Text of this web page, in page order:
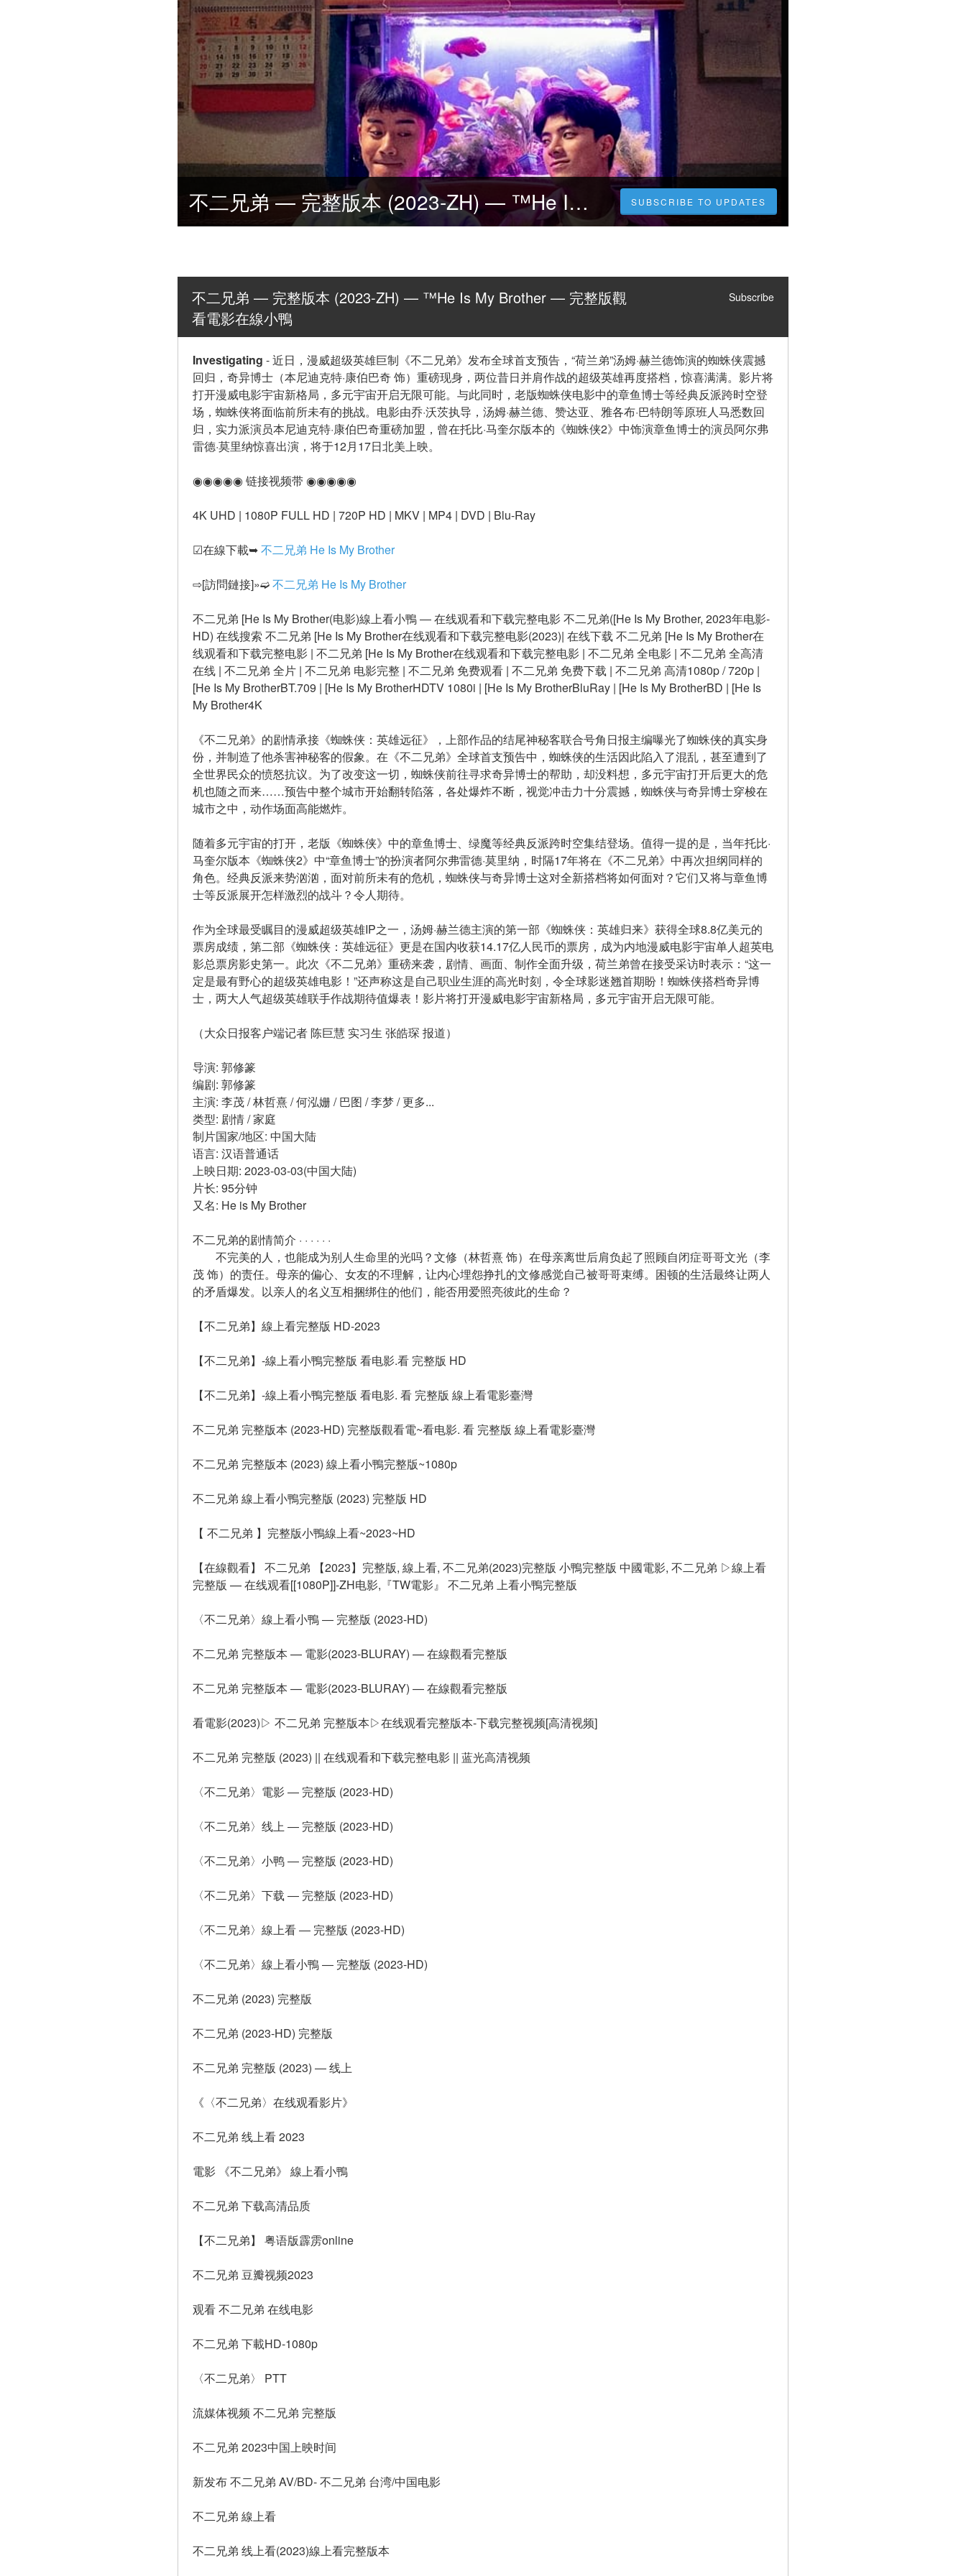
不二兄弟 — 完整版本 (2023-ZH) — ™He Is My Brother — 完整版觀看電影在線小鴨 SUBSCRIBE TO UPDATES
不二兄弟 — 完整版本 (2023-ZH) — ™He Is My Brother — 完整版觀
看電影在線小鴨
Subscribe
Investigating -近日，漫威超级英雄巨制《不二兄弟》发布全球首支预告，“荷兰弟”汤姆·赫兰德饰演的蜘蛛侠震撼
回归，奇异博士（本尼迪克特·康伯巴奇 饰）重磅现身，两位昔日并肩作战的超级英雄再度搭档，惊喜满满。影片将
打开漫威电影宇宙新格局，多元宇宙开启无限可能。与此同时，老版蜘蛛侠电影中的章鱼博士等经典反派跨时空登
场，蜘蛛侠将面临前所未有的挑战。电影由乔·沃茨执导，汤姆·赫兰德、赞达亚、雅各布·巴特朗等原班人马悉数回
归，实力派演员本尼迪克特·康伯巴奇重磅加盟，曾在托比·马奎尔版本的《蜘蛛侠2》中饰演章鱼博士的演员阿尔弗
雷德·莫里纳惊喜出演，将于12月17日北美上映。
◉◉◉◉◉ 链接视频带 ◉◉◉◉◉
4K UHD | 1080P FULL HD | 720P HD | MKV | MP4 | DVD | Blu-Ray
☑在線下載➥ 不二兄弟 He Is My Brother
⇨[訪問鏈接]»➫ 不二兄弟 He Is My Brother
不二兄弟 [He Is My Brother(电影)線上看小鴨 ― 在线观看和下载完整电影 不二兄弟([He Is My Brother, 2023年电影-
HD) 在线搜索 不二兄弟 [He Is My Brother在线观看和下载完整电影(2023)| 在线下载 不二兄弟 [He Is My Brother在
线观看和下载完整电影 | 不二兄弟 [He Is My Brother在线观看和下载完整电影 | 不二兄弟 全电影 | 不二兄弟 全高清
在线 | 不二兄弟 全片 | 不二兄弟 电影完整 | 不二兄弟 免费观看 | 不二兄弟 免费下载 | 不二兄弟 高清1080p / 720p |
[He Is My BrotherBT.709 | [He Is My BrotherHDTV 1080i | [He Is My BrotherBluRay | [He Is My BrotherBD | [He Is
My Brother4K
《不二兄弟》的剧情承接《蜘蛛侠：英雄远征》，上部作品的结尾神秘客联合号角日报主编曝光了蜘蛛侠的真实身
份，并制造了他杀害神秘客的假象。在《不二兄弟》全球首支预告中，蜘蛛侠的生活因此陷入了混乱，甚至遭到了
全世界民众的愤怒抗议。为了改变这一切，蜘蛛侠前往寻求奇异博士的帮助，却没料想，多元宇宙打开后更大的危
机也随之而来……预告中整个城市开始翻转陷落，各处爆炸不断，视觉冲击力十分震撼，蜘蛛侠与奇异博士穿梭在
城市之中，动作场面高能燃炸。
随着多元宇宙的打开，老版《蜘蛛侠》中的章鱼博士、绿魔等经典反派跨时空集结登场。值得一提的是，当年托比·
马奎尔版本《蜘蛛侠2》中“章鱼博士”的扮演者阿尔弗雷德·莫里纳，时隔17年将在《不二兄弟》中再次担纲同样的
角色。经典反派来势汹汹，面对前所未有的危机，蜘蛛侠与奇异博士这对全新搭档将如何面对？它们又将与章鱼博
士等反派展开怎样激烈的战斗？令人期待。
作为全球最受瞩目的漫威超级英雄IP之一，汤姆·赫兰德主演的第一部《蜘蛛侠：英雄归来》获得全球8.8亿美元的
票房成绩，第二部《蜘蛛侠：英雄远征》更是在国内收获14.17亿人民币的票房，成为内地漫威电影宇宙单人超英电
影总票房影史第一。此次《不二兄弟》重磅来袭，剧情、画面、制作全面升级，荷兰弟曾在接受采访时表示：“这一
定是最有野心的超级英雄电影！”还声称这是自己职业生涯的高光时刻，令全球影迷翘首期盼！蜘蛛侠搭档奇异博
士，两大人气超级英雄联手作战期待值爆表！影片将打开漫威电影宇宙新格局，多元宇宙开启无限可能。
（大众日报客户端记者 陈巨慧 实习生 张皓琛 报道）
导演: 郭修篆
编剧: 郭修篆
主演: 李茂 / 林哲熹 / 何泓姗 / 巴图 / 李梦 / 更多...
类型: 剧情 / 家庭
制片国家/地区: 中国大陆
语言: 汉语普通话
上映日期: 2023-03-03(中国大陆)
片长: 95分钟
又名: He is My Brother
不二兄弟的剧情简介 · · · · · ·
不完美的人，也能成为别人生命里的光吗？文修（林哲熹 饰）在母亲离世后肩负起了照顾自闭症哥哥文光（李
茂 饰）的责任。母亲的偏心、女友的不理解，让内心埋怨挣扎的文修感觉自己被哥哥束缚。困顿的生活最终让两人
的矛盾爆发。以亲人的名义互相捆绑住的他们，能否用爱照亮彼此的生命？
【不二兄弟】線上看完整版 HD-2023
【不二兄弟】-線上看小鴨完整版 看电影.看 完整版 HD
【不二兄弟】-線上看小鴨完整版 看电影. 看 完整版 線上看電影臺灣
不二兄弟 完整版本 (2023-HD) 完整版觀看電~看电影. 看 完整版 線上看電影臺灣
不二兄弟 完整版本 (2023) 線上看小鴨完整版~1080p
不二兄弟 線上看小鴨完整版 (2023) 完整版 HD
【 不二兄弟 】完整版小鴨線上看~2023~HD
【在線觀看】 不二兄弟 【2023】完整版, 線上看, 不二兄弟(2023)完整版 小鴨完整版 中國電影, 不二兄弟 ▷線上看
完整版 — 在线观看[[1080P]]-ZH电影,『TW電影』 不二兄弟 上看小鴨完整版
〈不二兄弟〉線上看小鴨 ― 完整版 (2023-HD)
不二兄弟 完整版本 — 電影(2023-BLURAY) — 在線觀看完整版
不二兄弟 完整版本 — 電影(2023-BLURAY) — 在線觀看完整版
看電影(2023)▷ 不二兄弟 完整版本▷在线观看完整版本-下载完整视频[高清视频]
不二兄弟 完整版 (2023) || 在线观看和下载完整电影 || 蓝光高清视频
〈不二兄弟〉電影 ― 完整版 (2023-HD)
〈不二兄弟〉线上 ― 完整版 (2023-HD)
〈不二兄弟〉小鸭 ― 完整版 (2023-HD)
〈不二兄弟〉下载 ― 完整版 (2023-HD)
〈不二兄弟〉線上看 ― 完整版 (2023-HD)
〈不二兄弟〉線上看小鴨 ― 完整版 (2023-HD)
不二兄弟 (2023) 完整版
不二兄弟 (2023-HD) 完整版
不二兄弟 完整版 (2023) ― 线上
《〈不二兄弟〉在线观看影片》
不二兄弟 线上看 2023
電影 《不二兄弟》 線上看小鴨
不二兄弟 下载高清品质
【不二兄弟】 粤语版霹雳online
不二兄弟 豆瓣视频2023
观看 不二兄弟 在线电影
不二兄弟 下載HD-1080p
〈不二兄弟〉 PTT
流媒体视频 不二兄弟 完整版
不二兄弟 2023中国上映时间
新发布 不二兄弟 AV/BD- 不二兄弟 台湾/中国电影
不二兄弟 線上看
不二兄弟 线上看(2023)線上看完整版本